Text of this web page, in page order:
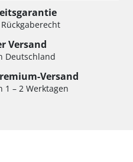
Versand
Deutschland
Versand
1 – 2 Werktagen